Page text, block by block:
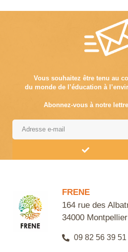
Vous souhaitez être tenu au
du monde de l’éducation à
Abonnez-vous à notre
FRENE
164 rue des
34000 Montpellier
09 82 56 39 51